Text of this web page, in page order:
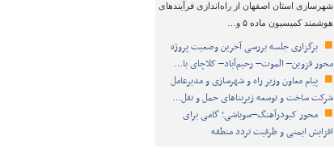
شهرسازی استان اصفهان از راه‌اندازی فرآیندهای
هوشمند کمیسیون ماده ۵ و…
برگزاری جلسه بررسی آخرین وضعیت پروژه
محور قزوین– الموت– رحیم‌آباد– کلاچای با…
پیام معاون وزیر راه و شهرسازی و مدیرعامل
شرکت ساخت و توسعه زیربناهای حمل و نقل…
محور کبودرآهنگ–سوباشی؛ گامی برای
افزایش ایمنی و ظرفیت تردد منطقه